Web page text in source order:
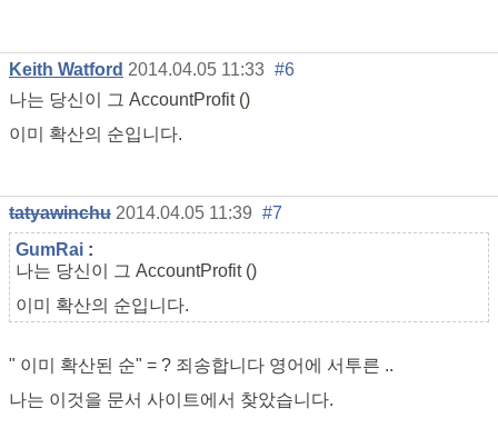
Keith Watford 2014.04.05 11:33 #6
나는 당신이 그 AccountProfit ()
이미 확산의 순입니다.
tatyawinchu 2014.04.05 11:39 #7
GumRai :
나는 당신이 그 AccountProfit ()
이미 확산의 순입니다.
" 이미 확산된 순" = ? 죄송합니다 영어에 서투른 ..
나는 이것을 문서 사이트에서 찾았습니다.